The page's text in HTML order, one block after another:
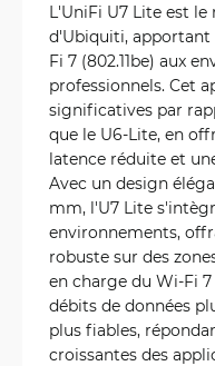
L'UniFi U7 Lite est
d'Ubiquiti,
Fi 7 (802.11be) aux
professionnels. Cet
significatives par
que le U6-Lite, en
latence réduite et
Avec un design
mm, l'U7 Lite
environnements,
robuste sur des
en charge du Wi-Fi
débits de données
plus fiables,
croissantes des